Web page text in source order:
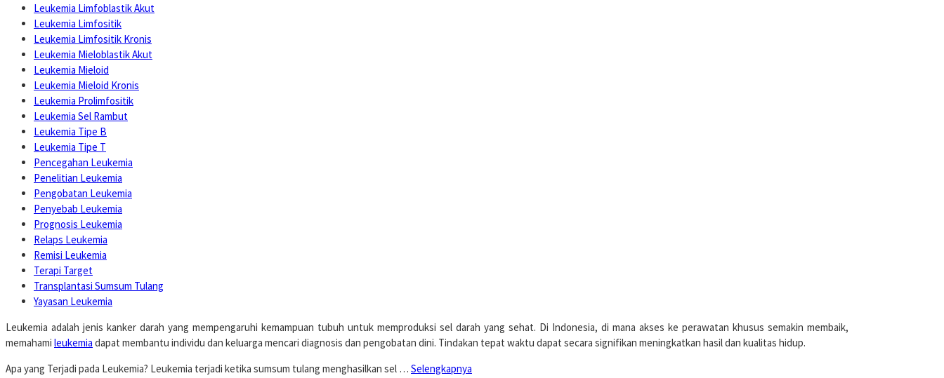
Leukemia Limfoblastik Akut
Leukemia Limfositik
Leukemia Limfositik Kronis
Leukemia Mieloblastik Akut
Leukemia Mieloid
Leukemia Mieloid Kronis
Leukemia Prolimfositik
Leukemia Sel Rambut
Leukemia Tipe B
Leukemia Tipe T
Pencegahan Leukemia
Penelitian Leukemia
Pengobatan Leukemia
Penyebab Leukemia
Prognosis Leukemia
Relaps Leukemia
Remisi Leukemia
Terapi Target
Transplantasi Sumsum Tulang
Yayasan Leukemia
Leukemia adalah jenis kanker darah yang mempengaruhi kemampuan tubuh untuk memproduksi sel darah yang sehat. Di Indonesia, di mana akses ke perawatan khusus semakin membaik,
memahami leukemia dapat membantu individu dan keluarga mencari diagnosis dan pengobatan dini. Tindakan tepat waktu dapat secara signifikan meningkatkan hasil dan kualitas hidup.
Apa yang Terjadi pada Leukemia? Leukemia terjadi ketika sumsum tulang menghasilkan sel … Selengkapnya